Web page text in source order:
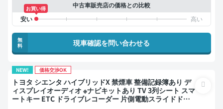
中古車販売店の価格との比較
お買い得
無
料
現車確認を問い合わせる
NEW! 価格交渉OK
トヨタ シエンタ ハイブリッドX 禁煙車 整備記録簿あり デ
ィスプレイオーディオ ※ナビキットあり TV 3列シート スマ
ートキー ETC ドライブレコーダー 片側電動スライドドア